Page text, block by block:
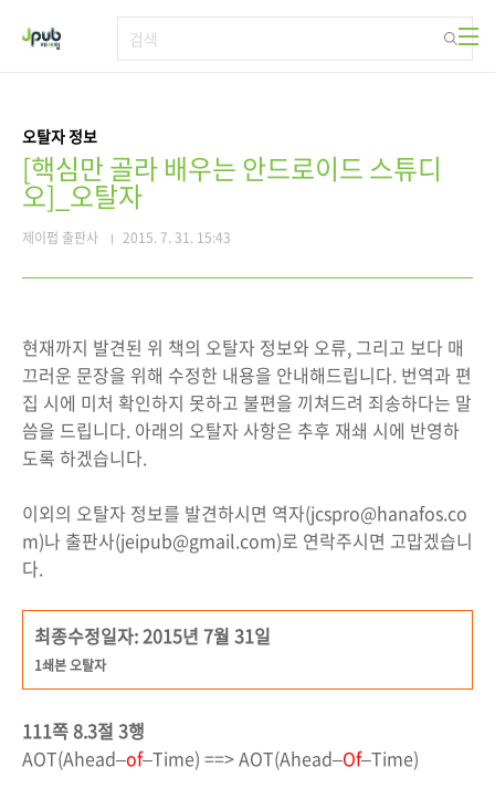
오탈자 정보
[핵심만 골라 배우는 안드로이드 스튜디
오]_오탈자
제이펍 출판사 2015. 7. 31. 15:43
현재까지 발견된 위 책의 오탈자 정보와 오류, 그리고 보다 매
끄러운 문장을 위해 수정한 내용을 안내해드립니다. 번역과 편
집 시에 미처 확인하지 못하고 불편을 끼쳐드려 죄송하다는 말
씀을 드립니다. 아래의 오탈자 사항은 추후 재쇄 시에 반영하
도록 하겠습니다.
이외의 오탈자 정보를 발견하시면 역자(jcspro@hanafos.co
m)나 출판사(jeipub@gmail.com)로 연락주시면 고맙겠습니
다.
최종수정일자: 2015년 7월 31일
1쇄본 오탈자
111쪽 8.3절 3행
AOT(Ahead–of–Time) ==> AOT(Ahead–Of–Time)